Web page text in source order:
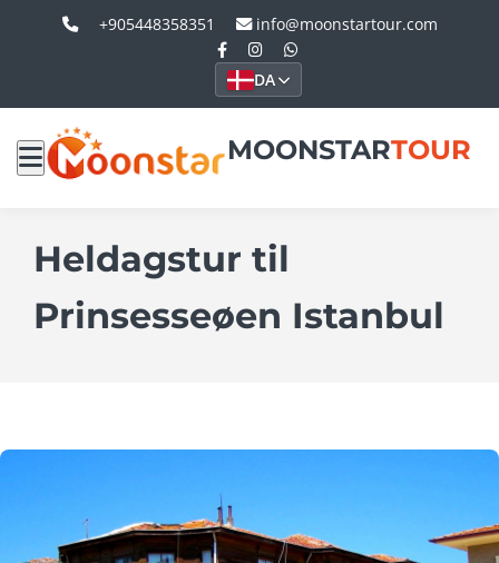
+905448358351 info@moonstartour.com
DA
MOONSTARTOUR
Heldagstur til
Prinsesseøen Istanbul